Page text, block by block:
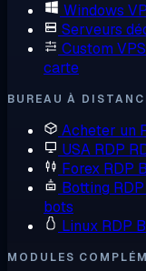
Windows
Serveurs
Custom VPS
carte
BUREAU À
Acheter un
USA RDP
Forex RDP
Botting RDP
bots
Linux RDP
MODULES